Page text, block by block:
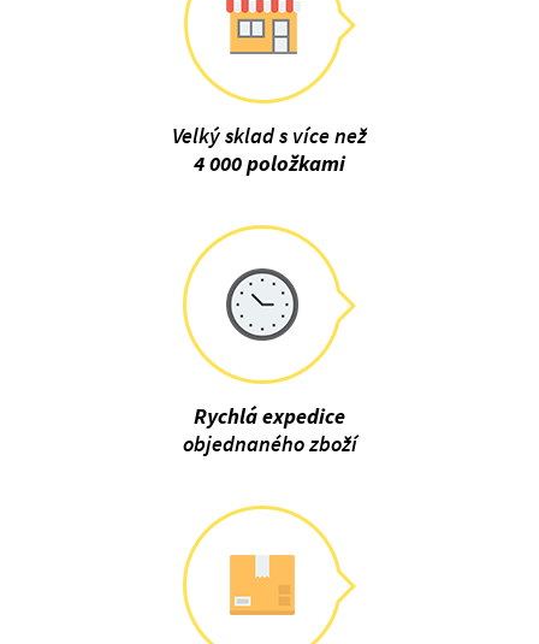
Velký sklad s více než
4 000 položkami
Rychlá expedice
objednaného zboží